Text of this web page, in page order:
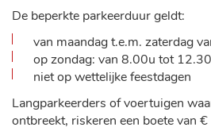
De beperkte parkeerduur geldt:
van maandag t.e.m. zaterdag
op zondag: van 8.00u tot
niet op wettelijke feestdagen
Langparkeerders of voertuigen
ontbreekt, riskeren een boete van